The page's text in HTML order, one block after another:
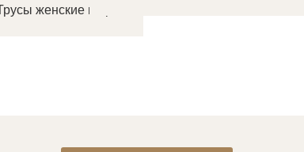
женские шорты